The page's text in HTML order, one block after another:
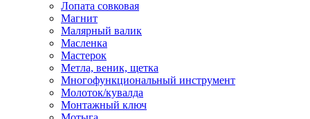
Лопата совковая
Магнит
Малярный валик
Масленка
Мастерок
Метла, веник, щетка
Многофункциональный инструмент
Молоток/кувалда
Монтажный ключ